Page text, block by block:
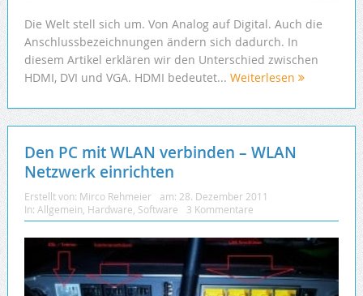
Die Welt stell sich um. Von Analog auf Digital. Auch die
Anschlussbezeichnungen ändern sich dadurch. In
diesem Artikel erklären wir den Unterschied zwischen
HDMI, DVI und VGA. HDMI bedeutet... Weiterlesen
Den PC mit WLAN verbinden – WLAN
Netzwerk einrichten
Erstellt von: Mirco Rehmeier am: 28. Dezember 2011
In: Allgemein, Hardware, Software 3 Kommentare